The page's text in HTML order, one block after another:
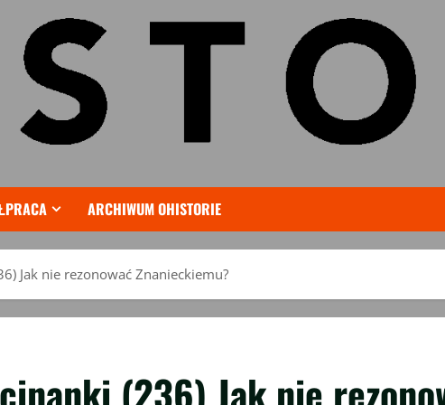
ARCHIWUM OHISTORIE
Jak nie rezonować Znanieckiemu?
(236) Jak nie